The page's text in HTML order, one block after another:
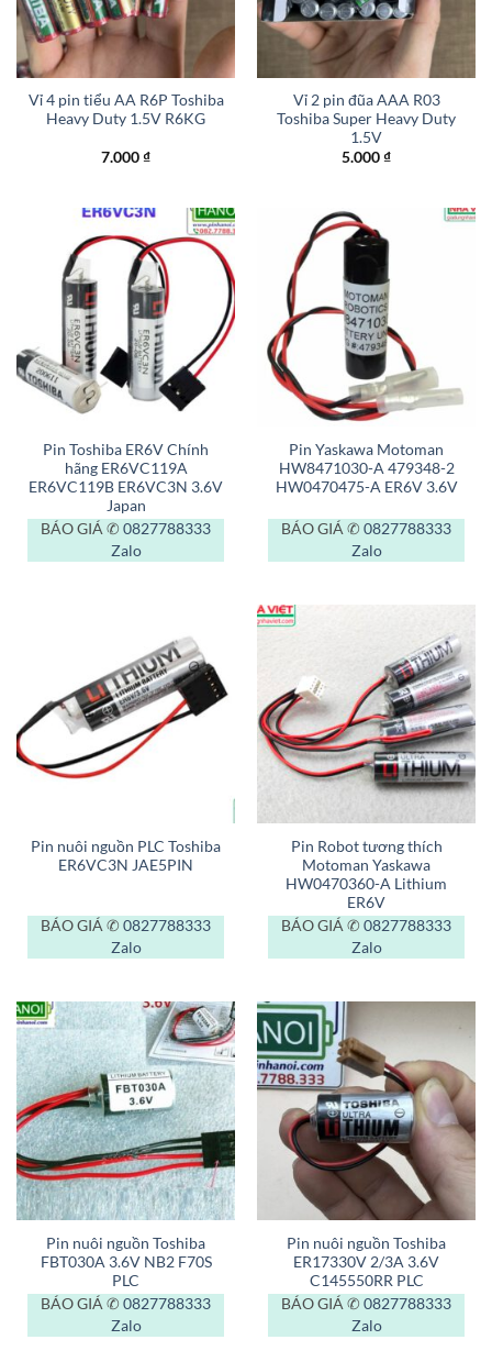
Vỉ 4 pin tiểu AA R6P Toshiba
Heavy Duty 1.5V R6KG
7.000₫
Vỉ 2 pin đũa AAA R03
Toshiba Super Heavy Duty
1.5V
5.000₫
Pin Toshiba ER6V Chính
hãng ER6VC119A
ER6VC119B ER6VC3N 3.6V
Japan
BÁO GIÁ ✆ 0827788333
Zalo
Pin Yaskawa Motoman
HW8471030-A 479348-2
HW0470475-A ER6V 3.6V
BÁO GIÁ ✆ 0827788333
Zalo
Pin nuôi nguồn PLC Toshiba
ER6VC3N JAE5PIN
BÁO GIÁ ✆ 0827788333
Zalo
Pin Robot tương thích
Motoman Yaskawa
HW0470360-A Lithium
ER6V
BÁO GIÁ ✆ 0827788333
Zalo
Pin nuôi nguồn Toshiba
FBT030A 3.6V NB2 F70S
PLC
BÁO GIÁ ✆ 0827788333
Zalo
Pin nuôi nguồn Toshiba
ER17330V 2/3A 3.6V
C145550RR PLC
BÁO GIÁ ✆ 0827788333
Zalo